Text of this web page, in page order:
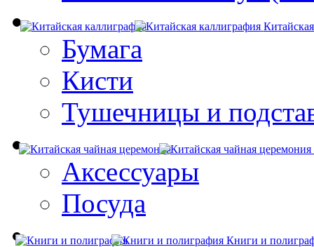
Бумага
Кисти
Тушечницы и
Аксессуары
Посуда
Книги и